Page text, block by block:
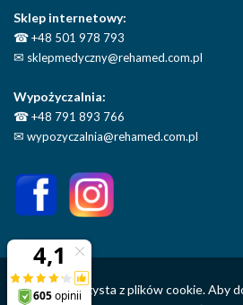
Sklep internetowy:
☎+48 501 978 793
✉ sklepmedyczny@rehamed.com.pl
Wypożyczalnia:
☎+48 791 893 766
✉ wypozyczalnia@rehamed.com.pl
Ta strona korzysta z plików cookie. Aby